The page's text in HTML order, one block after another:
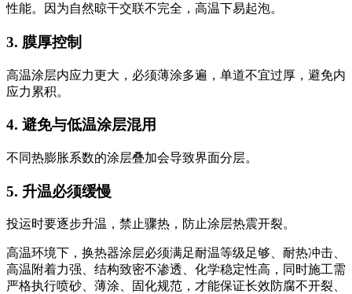
性能。因为自然晾干交联不完全，高温下易起泡。
3. 膜厚控制
高温涂层内应力更大，必须薄涂多遍，单道不宜过厚，避免内
应力累积。
4. 避免与低温涂层混用
不同热膨胀系数的涂层叠加会导致界面分层。
5. 升温必须缓慢
投运时要逐步升温，禁止骤热，防止涂层热震开裂。
高温环境下，换热器涂层必须满足耐温等级足够、耐热冲击、
高温附着力强、结构致密不渗透、化学稳定性高，同时施工需
严格执行喷砂、薄涂、固化规范，才能保证长效防腐不开裂、